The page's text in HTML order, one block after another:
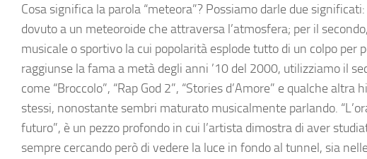
Cosa significa la parola “meteora”? Possiamo darle due
dovuto a un meteoroide che attraversa l’atmosfera; per il
musicale o sportivo la cui popolarità esplode tutto di un colpo per
raggiunse la fama a metà degli anni ’10 del 2000, utilizziamo il
come “Broccolo”, “Rap God 2”, “Stories d’Amore” e qualche
stessi, nonostante sembri maturato musicalmente parlando.
futuro”, è un pezzo profondo in cui l’artista dimostra di aver
sempre cercando però di vedere la luce in fondo al tunnel, sia